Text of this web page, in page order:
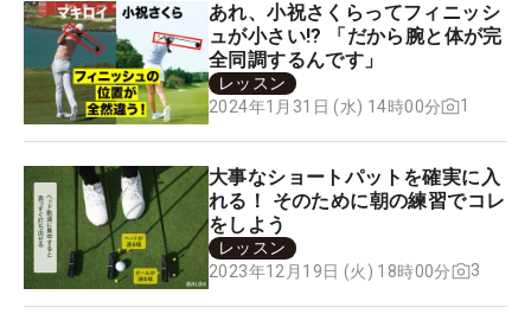
あれ、小祝さくらってフィニッシ
ュが小さい!? 「だから腕と体が完
全同調するんです」
レッスン
2024年1月31日 (水) 14時00分
1
大事なショートパットを確実に入
れる！ そのために朝の練習でコレ
をしよう
レッスン
2023年12月19日 (火) 18時00分
3